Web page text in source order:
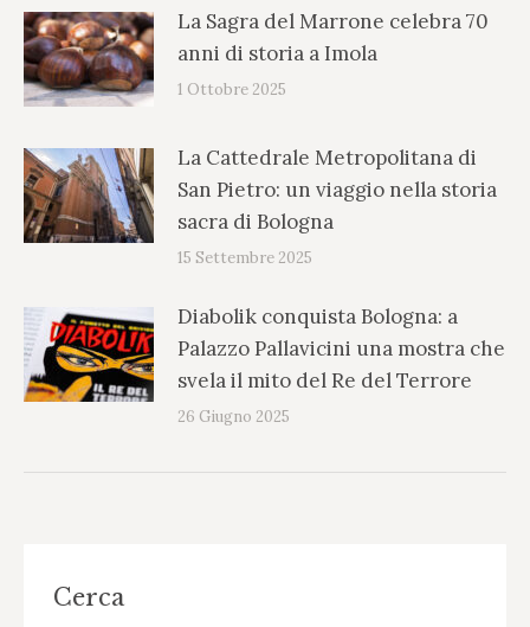
La Sagra del Marrone celebra 70
anni di storia a Imola
1 Ottobre 2025
La Cattedrale Metropolitana di
San Pietro: un viaggio nella storia
sacra di Bologna
15 Settembre 2025
Diabolik conquista Bologna: a
Palazzo Pallavicini una mostra che
svela il mito del Re del Terrore
26 Giugno 2025
Cerca